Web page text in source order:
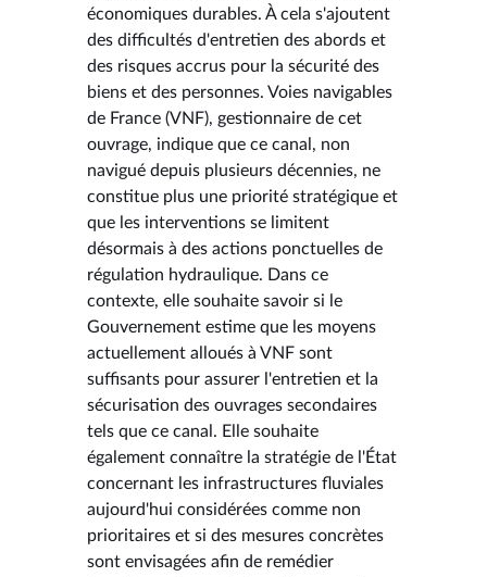
économiques durables. À cela s'ajoutent
des difficultés d'entretien des abords et
des risques accrus pour la sécurité des
biens et des personnes. Voies navigables
de France (VNF), gestionnaire de cet
ouvrage, indique que ce canal, non
navigué depuis plusieurs décennies, ne
constitue plus une priorité stratégique et
que les interventions se limitent
désormais à des actions ponctuelles de
régulation hydraulique. Dans ce
contexte, elle souhaite savoir si le
Gouvernement estime que les moyens
actuellement alloués à VNF sont
suffisants pour assurer l'entretien et la
sécurisation des ouvrages secondaires
tels que ce canal. Elle souhaite
également connaître la stratégie de l'État
concernant les infrastructures fluviales
aujourd'hui considérées comme non
prioritaires et si des mesures concrètes
sont envisagées afin de remédier